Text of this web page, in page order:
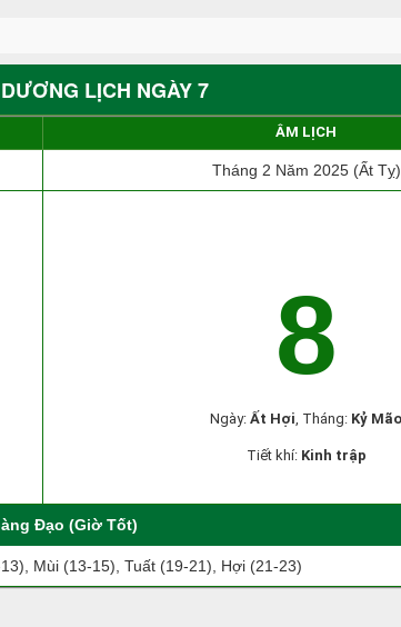
LỊCH NGÀY 7
ÂM LỊCH
Tháng 2 Năm 2025 (Ất Tỵ)
8
Ngày: Ất Hợi, Tháng: Kỷ Mão
Tiết khí: Kinh trập
Đạo (Giờ Tốt)
Mùi (13-15), Tuất (19-21), Hợi (21-23)